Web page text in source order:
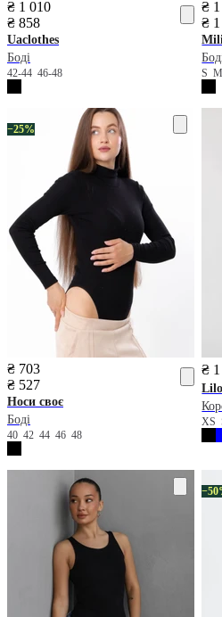
₴ 1 010
₴ 858
Uaclothes
Боді
42-44 46-48
₴
₴
SM
−25%
₴ 703
₴ 527
Носи своє
Боді
40 42 44 46 48
₴
XS